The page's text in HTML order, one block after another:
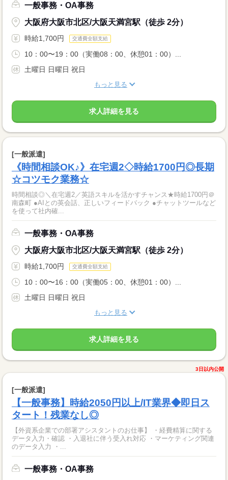
一般事務・OA事務
大阪府大阪市北区/大阪天満宮駅（徒歩 2分）
時給1,700円 交通費全額支給
10：00〜19：00（実働08：00、休憩01：00）...
土曜日 日曜日 祝日
もっと見る
求人詳細を見る
[一般派遣]
《時間相談OK♪》在宅週2◇時給1700円◎長期
☆コツモク業務☆
時間相談◎＼在宅週2／英語スキルを活かすチャンス★時給1700円＠
南森町 ●AIとの英会話、正しいフィードバック ●チャットツールなど
を使って社内確...
一般事務・OA事務
大阪府大阪市北区/大阪天満宮駅（徒歩 2分）
時給1,700円 交通費全額支給
10：00〜16：00（実働05：00、休憩01：00）...
土曜日 日曜日 祝日
もっと見る
求人詳細を見る
3日以内公開
[一般派遣]
【一般事務】時給2050円以上/IT業界◆即日ス
タート！残業なし◎
【外資系企業での部署アシスタントのお仕事】 ・経費精算に関する
データ入力・確認 ・入退社に伴う受入れ対応 ・マーケティング関連
のデータ入力 ・...
一般事務・OA事務